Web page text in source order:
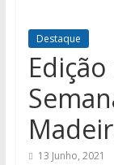
Destaque
13 Junho, 2021